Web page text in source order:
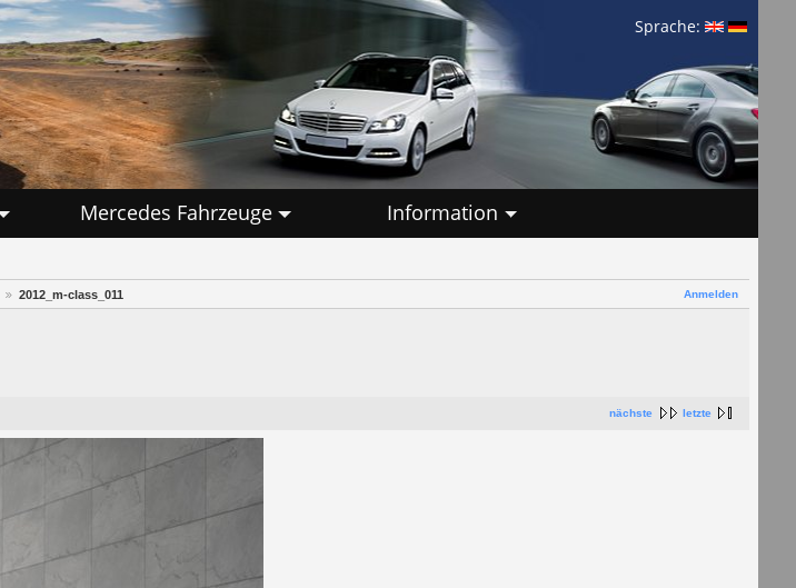
Sprache:
Mercedes Fahrzeuge Information
Anmelden
2012_m-class_011
nächste letzte